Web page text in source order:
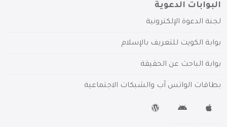
البوابات الدعوية
لجنة الدعوة الإلكترونية
بوابة الكويت للتعريف بالإسلام
بوابة الباحث عن الحقيقة
بطاقات الواتس آب والشبكات الاجتماعية